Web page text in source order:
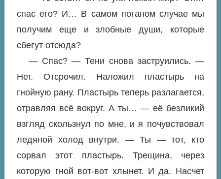
спас его? И… В самом поганом случае мы
получим еще и злобные души, которые
сбегут отсюда?
— Спас? — Тени снова заструились. —
Нет. Отсрочил. Наложил пластырь на
гнойную рану. Пластырь теперь разлагается,
отравляя всё вокруг. А ты… — её безликий
взгляд скользнул по мне, и я почувствовал
ледяной холод внутри. — Ты — тот, кто
сорвал этот пластырь. Трещина, через
которую гной вот-вот хлынет. И да. Насчет